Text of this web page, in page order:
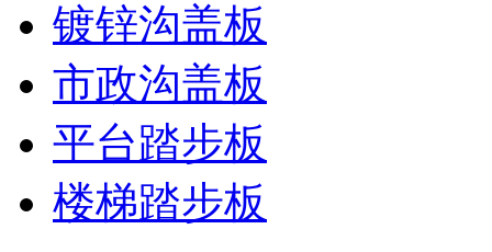
镀锌沟盖板
市政沟盖板
平台踏步板
楼梯踏步板